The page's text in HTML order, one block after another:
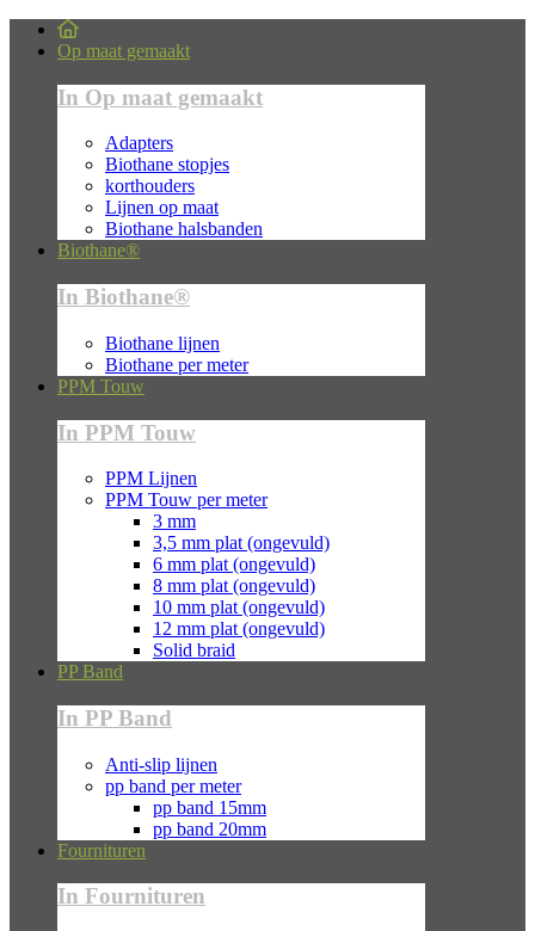
Op maat gemaakt
In Op maat gemaakt
Adapters
Biothane stopjes
korthouders
Lijnen op maat
Biothane halsbanden
Biothane®
In Biothane®
Biothane lijnen
Biothane per meter
PPM Touw
In PPM Touw
PPM Lijnen
PPM Touw per meter
3 mm
3,5 mm plat (ongevuld)
6 mm plat (ongevuld)
8 mm plat (ongevuld)
10 mm plat (ongevuld)
12 mm plat (ongevuld)
Solid braid
PP Band
In PP Band
Anti-slip lijnen
pp band per meter
pp band 15mm
pp band 20mm
Fournituren
In Fournituren